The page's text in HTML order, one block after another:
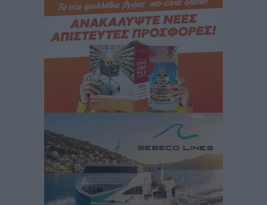
Καιρός: Επιμένουν οι υψηλές θερμοκρασίες – Ισχυρά
μελτέμια έως 9 μποφόρ, σε «Red Code» 6 περιοχές
πριν 15 ώρες
Τα φοιτητικά ενοίκια «τινάζουν στον αέρα» τους
οικογενειακούς προϋπολογισμούς
Ειδήσεις• πριν 15 ώρες
Δύο νέοι ξενώνες παραδόθηκαν στις Ένοπλες
Δυνάμεις στη νήσο Ρω
Τοπικές Ειδήσεις• πριν 15 ώρες